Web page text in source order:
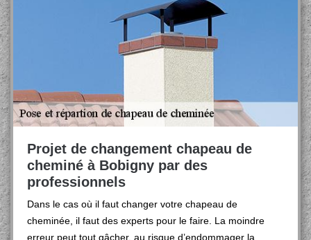
Projet de changement chapeau de
cheminé à Bobigny par des
professionnels
Dans le cas où il faut changer votre chapeau de
cheminée, il faut des experts pour le faire. La moindre
erreur peut tout gâcher, au risque d’endommager la